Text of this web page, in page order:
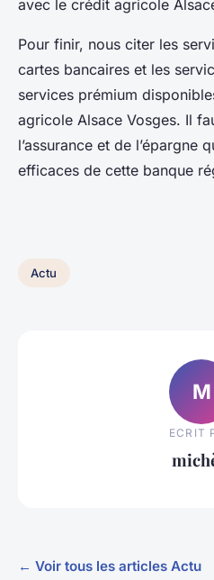
avec le crédit agricole
Pour finir, nous citer les
cartes bancaires et les
services prémium
agricole Alsace Vosges. Il
l’assurance et de l’épargne
efficaces de cette banque
Actu
M
ECRIT
← Voir tous les articles Actu